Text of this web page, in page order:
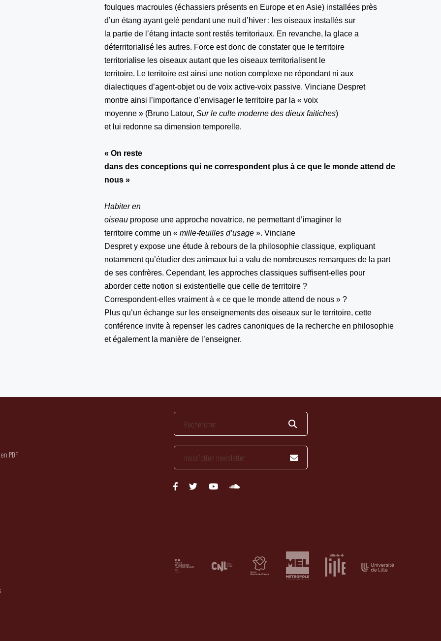
foulques macroules (échassiers présents en Europe et en Asie) installées près
d’un étang ayant gelé pendant une nuit d’hiver : les oiseaux installés sur
la partie de l’étang intacte sont restés territoriaux. En revanche, la glace a
déterritorialisé les autres. Force est donc de constater que le territoire
territorialise les oiseaux autant que les oiseaux territorialisent le
territoire. Le territoire est ainsi une notion complexe ne répondant ni aux
dialectiques d’agent-objet ou de voix active-voix passive. Vinciane Despret
montre ainsi l’importance d’envisager le territoire par la « voix
moyenne » (Bruno Latour,Sur le culte moderne des dieux faitiches)
et lui redonne sa dimension temporelle.
« On reste
dans des conceptions qui ne correspondent plus à ce que le monde attend de
nous »
Habiter en
oiseau propose une approche novatrice, ne permettant d’imaginer le
territoire comme un «mille-feuilles d’usage ». Vinciane
Despret y expose une étude à rebours de la philosophie classique, expliquant
notamment qu’étudier des animaux lui a valu de nombreuses remarques de la part
de ses confrères. Cependant, les approches classiques suffisent-elles pour
aborder cette notion si existentielle que celle de territoire ?
Correspondent-elles vraiment à « ce que le monde attend de nous » ?
Plus qu’un échange sur les enseignements des oiseaux sur le territoire, cette
conférence invite à repenser les cadres canoniques de la recherche en philosophie
et également la manière de l’enseigner.
PDF